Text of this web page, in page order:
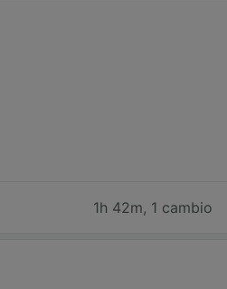
1h 42m, 1 cambio